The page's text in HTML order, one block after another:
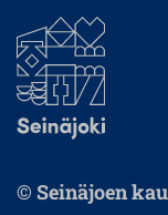
© Seinäjoen